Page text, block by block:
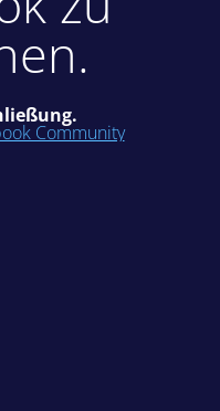
Community